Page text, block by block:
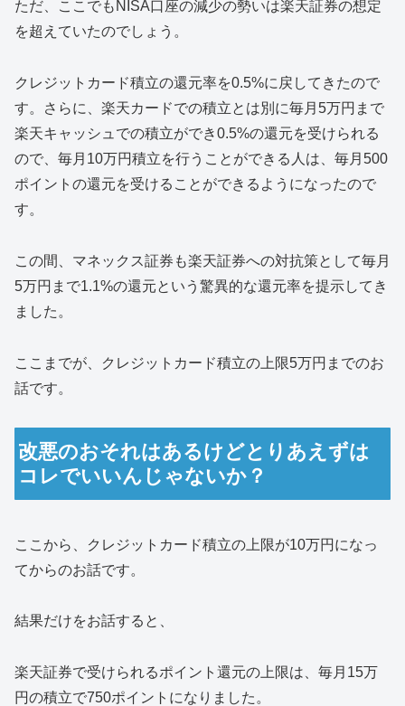
ただ、ここでもNISA口座の減少の勢いは楽天証券の想定
を超えていたのでしょう。
クレジットカード積立の還元率を0.5%に戻してきたので
す。さらに、楽天カードでの積立とは別に毎月5万円まで
楽天キャッシュでの積立ができ0.5%の還元を受けられる
ので、毎月10万円積立を行うことができる人は、毎月500
ポイントの還元を受けることができるようになったので
す。
この間、マネックス証券も楽天証券への対抗策として毎月
5万円まで1.1%の還元という驚異的な還元率を提示してき
ました。
ここまでが、クレジットカード積立の上限5万円までのお
話です。
改悪のおそれはあるけどとりあえずは
コレでいいんじゃないか？
ここから、クレジットカード積立の上限が10万円になっ
てからのお話です。
結果だけをお話すると、
楽天証券で受けられるポイント還元の上限は、毎月15万
円の積立で750ポイントになりました。